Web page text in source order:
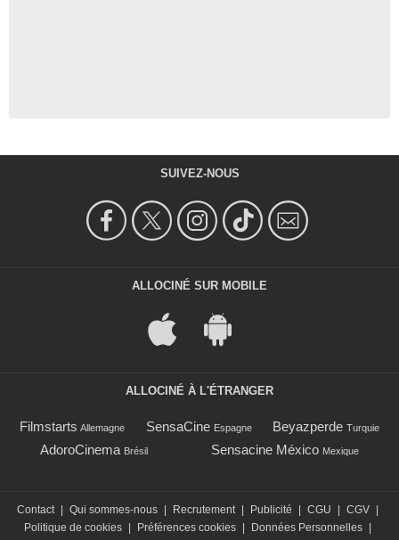
SUIVEZ-NOUS
ALLOCINÉ SUR MOBILE
ALLOCINÉ À L'ÉTRANGER
Filmstarts Allemagne SensaCine Espagne Beyazperde Turquie
AdoroCinema Brésil Sensacine México Mexique
Contact Qui sommes-nous Recrutement Publicité CGU CGV
Politique de cookies
Préférences cookies Données Personnelles